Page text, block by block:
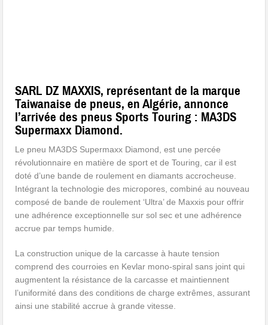
SARL DZ MAXXIS, représentant de la marque
Taiwanaise de pneus, en Algérie, annonce
l’arrivée des pneus Sports Touring : MA3DS
Supermaxx Diamond.
Le pneu MA3DS Supermaxx Diamond, est une percée
révolutionnaire en matière de sport et de Touring, car il est
doté d’une bande de roulement en diamants accrocheuse.
Intégrant la technologie des micropores, combiné au nouveau
composé de bande de roulement ‘Ultra’ de Maxxis pour offrir
une adhérence exceptionnelle sur sol sec et une adhérence
accrue par temps humide.
La construction unique de la carcasse à haute tension
comprend des courroies en Kevlar mono-spiral sans joint qui
augmentent la résistance de la carcasse et maintiennent
l’uniformité dans des conditions de charge extrêmes, assurant
ainsi une stabilité accrue à grande vitesse.